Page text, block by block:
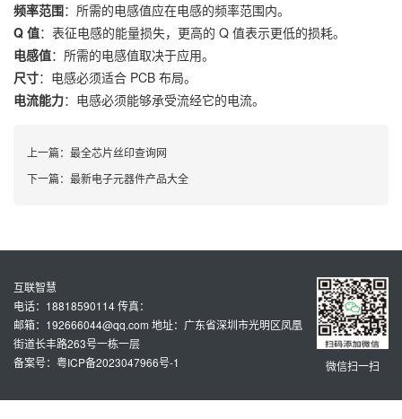
频率范围：所需的电感值应在电感的频率范围内。
Q 值：表征电感的能量损失，更高的 Q 值表示更低的损耗。
电感值：所需的电感值取决于应用。
尺寸：电感必须适合 PCB 布局。
电流能力：电感必须能够承受流经它的电流。
上一篇： 最全芯片丝印查询网
下一篇： 最新电子元器件产品大全
微信扫一扫
互联智慧
电话：18818590114 传真：
邮箱：192666044@qq.com 地址：广东省深圳市光明区凤凰
街道长丰路263号一栋一层
备案号：粤ICP备2023047966号-1